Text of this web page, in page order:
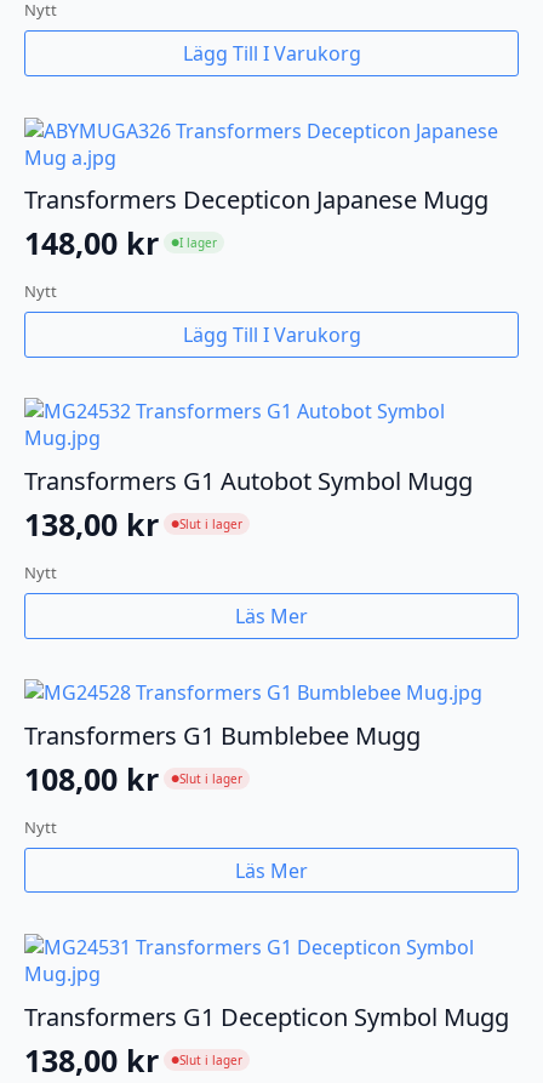
Nytt
Lägg Till I Varukorg
Transformers Decepticon Japanese Mugg
148,00 kr ●I lager
Nytt
Lägg Till I Varukorg
Transformers G1 Autobot Symbol Mugg
138,00 kr ●Slut i lager
Nytt
Läs Mer
Transformers G1 Bumblebee Mugg
108,00 kr ●Slut i lager
Nytt
Läs Mer
Transformers G1 Decepticon Symbol Mugg
138,00 kr ●Slut i lager